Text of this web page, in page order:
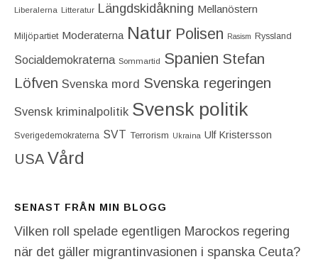
Liberalerna Litteratur Längdskidåkning Mellanöstern
Miljöpartiet Moderaterna Natur Polisen Rasism Ryssland
Socialdemokraterna Sommartid Spanien Stefan
Löfven Svenska mord Svenska regeringen
Svensk kriminalpolitik Svensk politik
Sverigedemokraterna SVT Terrorism Ukraina Ulf Kristersson
USA Vård
SENAST FRÅN MIN BLOGG
Vilken roll spelade egentligen Marockos regering
när det gäller migrantinvasionen i spanska Ceuta?